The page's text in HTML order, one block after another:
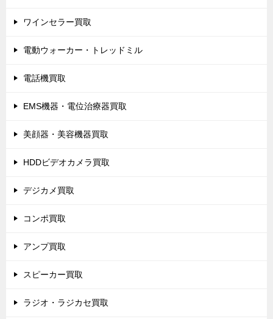
ワインセラー買取
電動ウォーカー・トレッドミル
電話機買取
EMS機器・電位治療器買取
美顔器・美容機器買取
HDDビデオカメラ買取
デジカメ買取
コンポ買取
アンプ買取
スピーカー買取
ラジオ・ラジカセ買取